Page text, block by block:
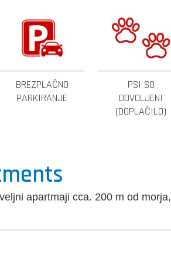
BREZPLAČNO
PARKIRANJE
PSI SO
DOVOLJENI
(DOPLAČILO)
apartmaji cca. 200 m od